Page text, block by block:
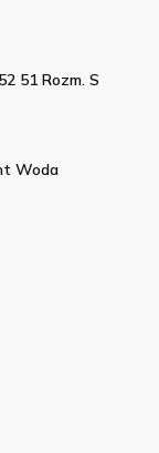
51 Rozm. S
Woda